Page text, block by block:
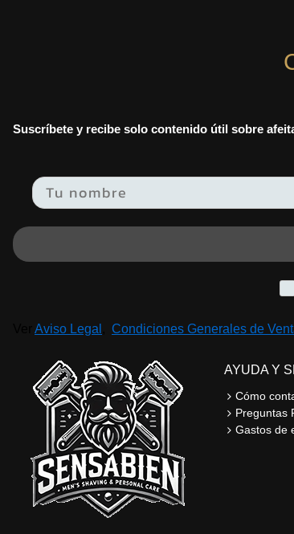
Suscríbete y recibe solo contenido útil sobre
Email
Aviso Legal Condiciones Generales de
AYUDA Y
Cómo
Preguntas
Gastos de